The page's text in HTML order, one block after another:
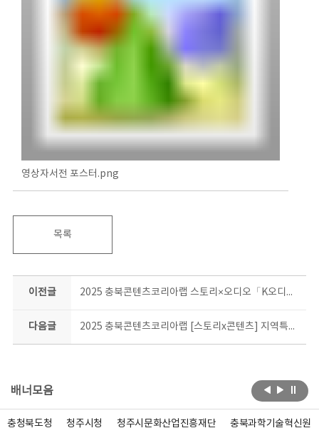
영상자서전 포스터.png
목록
이전글 2025 충북콘텐츠코리아랩 스토리×오디오「K오디오드라마 콘텐츠 제작지원사업」 공고
다음글 2025 충북콘텐츠코리아랩 [스토리x콘텐츠] 지역특화 스토리 콘텐츠 특강 참가자 모집
배너모음
충청북도청 청주시청 청주시문화산업진흥재단 충북과학기술혁신원